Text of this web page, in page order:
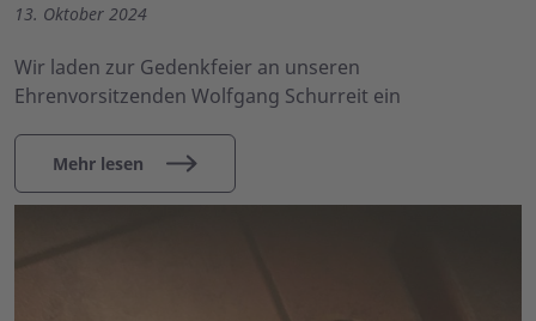
13. Oktober 2024
Wir laden zur Gedenkfeier an unseren
Ehrenvorsitzenden Wolfgang Schurreit ein
Mehr lesen